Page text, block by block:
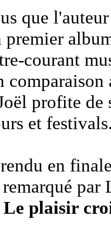
que
premier
courant
profite
et
en
Le plaisir